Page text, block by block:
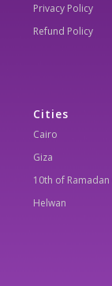
Privacy Policy
Refund Policy
Cities
Cairo
Giza
10th of Ramadan
Helwan